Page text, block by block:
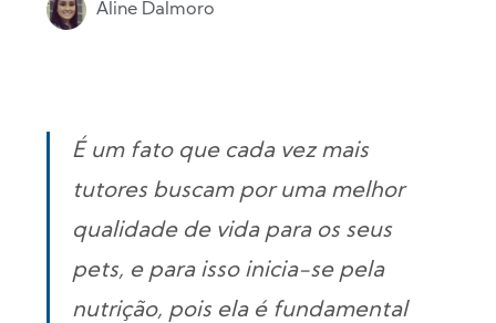
Aline Dalmoro
É um fato que cada vez mais
tutores buscam por uma melhor
qualidade de vida para os seus
pets, e para isso inicia-se pela
nutrição, pois ela é fundamental